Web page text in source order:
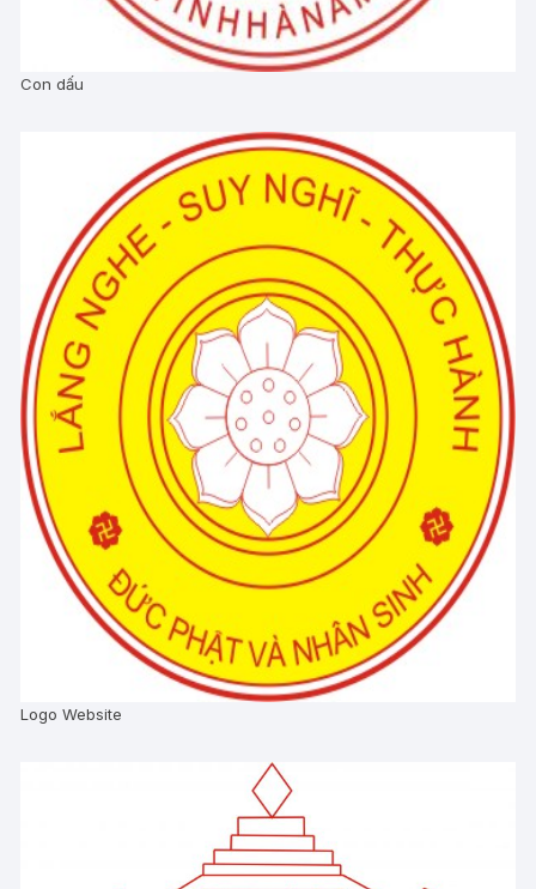
Con dấu
Logo Website